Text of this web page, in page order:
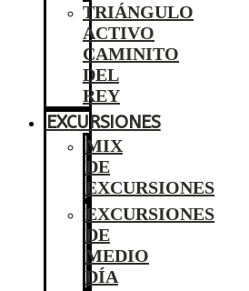
TRIÁNGULO
ACTIVO
CAMINITO
DEL
REY
EXCURSIONES
MIX
DE
EXCURSIONES
EXCURSIONES
DE
MEDIO
DÍA